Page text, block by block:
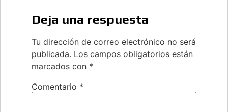
Deja una respuesta
Tu dirección de correo electrónico no será
publicada. Los campos obligatorios están
marcados con *
Comentario *